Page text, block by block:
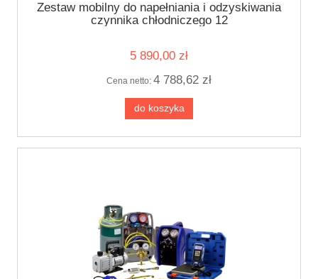
Zestaw mobilny do napełniania i odzyskiwania
czynnika chłodniczego 12
5 890,00 zł
Cena netto: 4 788,62 zł
do koszyka